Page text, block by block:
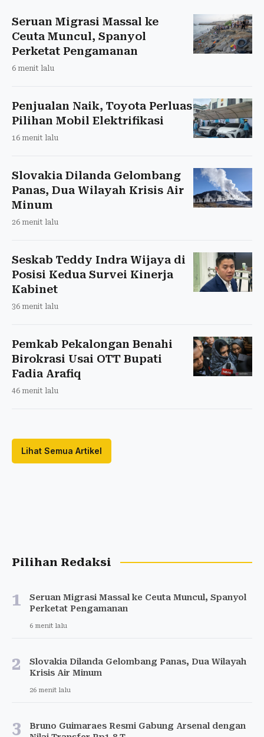
Seruan Migrasi Massal ke
Ceuta Muncul, Spanyol
Perketat Pengamanan
6 menit lalu
Penjualan Naik, Toyota Perluas
Pilihan Mobil Elektrifikasi
16 menit lalu
Slovakia Dilanda Gelombang
Panas, Dua Wilayah Krisis Air
Minum
26 menit lalu
Seskab Teddy Indra Wijaya di
Posisi Kedua Survei Kinerja
Kabinet
36 menit lalu
Pemkab Pekalongan Benahi
Birokrasi Usai OTT Bupati
Fadia Arafiq
46 menit lalu
Lihat Semua Artikel
Pilihan Redaksi
1
Seruan Migrasi Massal ke Ceuta Muncul, Spanyol
Perketat Pengamanan
6 menit lalu
2
Slovakia Dilanda Gelombang Panas, Dua Wilayah
Krisis Air Minum
26 menit lalu
3
Bruno Guimaraes Resmi Gabung Arsenal dengan